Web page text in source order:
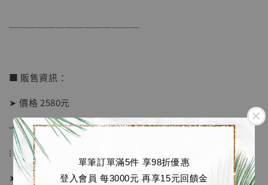
單筆訂單滿5件 享98折優惠
登入會員 每3000元 再享15元回饋金
──────────────
■ 販售資訊：
➤ 價格 2580元
→ 售價已包含國際運費
⁝
➤ 預購截止日：待工作室通知